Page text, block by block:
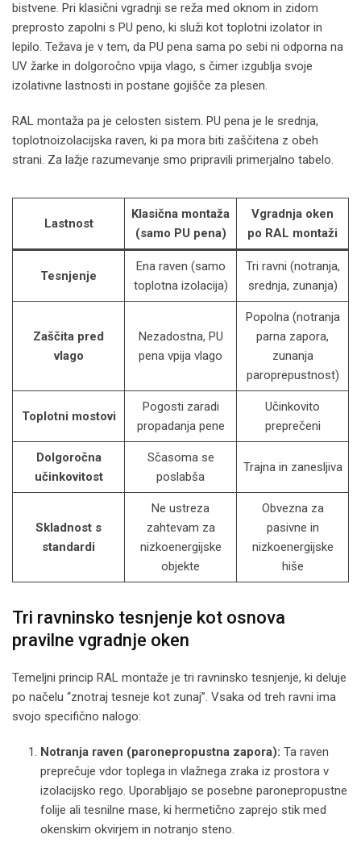
bistvene. Pri klasični vgradnji se reža med oknom in zidom
preprosto zapolni s PU peno, ki služi kot toplotni izolator in
lepilo. Težava je v tem, da PU pena sama po sebi ni odporna na
UV žarke in dolgoročno vpija vlago, s čimer izgublja svoje
izolativne lastnosti in postane gojišče za plesen.
RAL montaža pa je celosten sistem. PU pena je le srednja,
toplotnoizolacijska raven, ki pa mora biti zaščitena z obeh
strani. Za lažje razumevanje smo pripravili primerjalno tabelo.
Lastnost
Klasična montaža
(samo PU pena)
Vgradnja oken
po RAL montaži
Tesnjenje
Ena raven (samo
toplotna izolacija)
Tri ravni (notranja,
srednja, zunanja)
Zaščita pred
vlago
Nezadostna, PU
pena vpija vlago
Popolna (notranja
parna zapora,
zunanja
paroprepustnost)
Toplotni mostovi
Pogosti zaradi
propadanja pene
Učinkovito
preprečeni
Dolgoročna
učinkovitost
Sčasoma se
poslabša
Trajna in zanesljiva
Skladnost s
standardi
Ne ustreza
zahtevam za
nizkoenergijske
objekte
Obvezna za
pasivne in
nizkoenergijske
hiše
Tri ravninsko tesnjenje kot osnova
pravilne vgradnje oken
Temeljni princip RAL montaže je tri ravninsko tesnjenje, ki deluje
po načelu “znotraj tesneje kot zunaj”. Vsaka od treh ravni ima
svojo specifično nalogo:
Notranja raven (paronepropustna zapora): Ta raven
preprečuje vdor toplega in vlažnega zraka iz prostora v
izolacijsko rego. Uporabljajo se posebne paronepropustne
folije ali tesnilne mase, ki hermetično zaprejo stik med
okenskim okvirjem in notranjo steno.